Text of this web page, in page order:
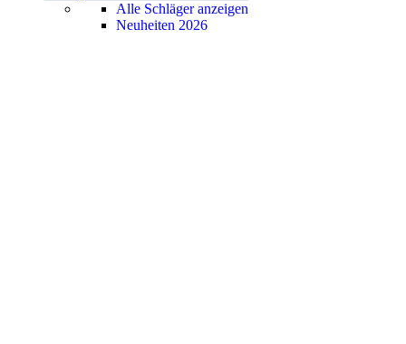
Alle Schläger anzeigen
Neuheiten 2026